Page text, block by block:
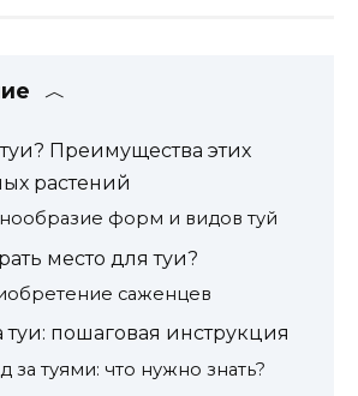
Преимущества этих
растений
форм и видов туй
место для туи?
саженцев
туи: пошаговая инструкция
за туями: что нужно знать?